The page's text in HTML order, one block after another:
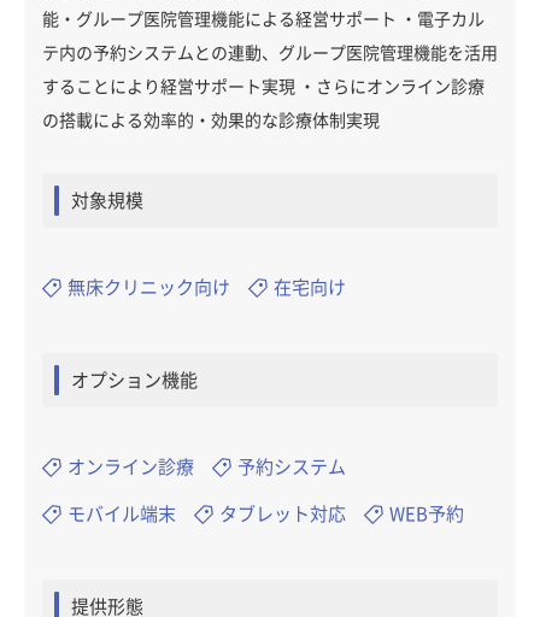
能・グループ医院管理機能による経営サポート ・電子カル
テ内の予約システムとの連動、グループ医院管理機能を活用
することにより経営サポート実現 ・さらにオンライン診療
の搭載による効率的・効果的な診療体制実現
対象規模
無床クリニック向け 在宅向け
オプション機能
オンライン診療 予約システム
モバイル端末 タブレット対応 WEB予約
提供形態